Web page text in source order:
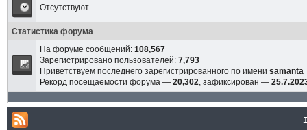
Отсутствуют
Статистика форума
На форуме сообщений: 108,567
Зарегистрировано пользователей: 7,793
Приветствуем последнего зарегистрированного по имени samanta
Рекорд посещаемости форума — 20,302, зафиксирован —